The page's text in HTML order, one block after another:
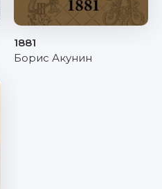
1881
Борис Акунин